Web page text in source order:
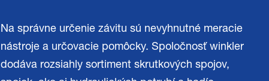
Na správne určenie závitu sú nevyhnutné meracie
nástroje a určovacie pomôcky. Spoločnosť winkler
dodáva rozsiahly sortiment skrutkových spojov,